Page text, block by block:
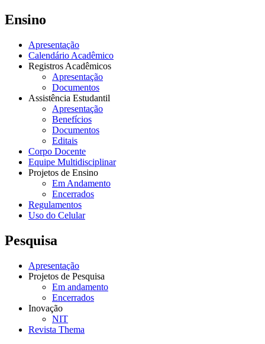
Ensino
Apresentação
Calendário Acadêmico
Registros Acadêmicos
Apresentação
Documentos
Assistência Estudantil
Apresentação
Benefícios
Documentos
Editais
Corpo Docente
Equipe Multidisciplinar
Projetos de Ensino
Em Andamento
Encerrados
Regulamentos
Uso do Celular
Pesquisa
Apresentação
Projetos de Pesquisa
Em andamento
Encerrados
Inovação
NIT
Revista Thema